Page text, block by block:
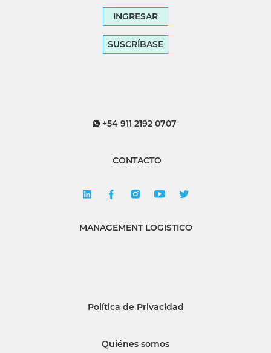
INGRESAR
SUSCRÍBASE
+54 911 2192 0707
CONTACTO
MANAGEMENT LOGISTICO
Política de Privacidad
Quiénes somos